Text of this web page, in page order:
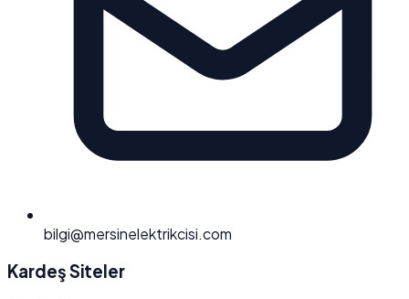
bilgi@mersinelektrikcisi.com
Kardeş Siteler